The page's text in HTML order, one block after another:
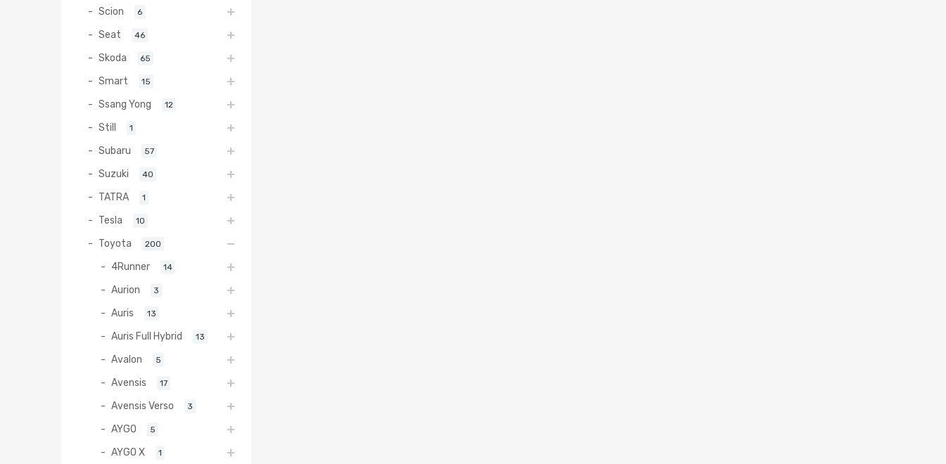
Scion 6
Seat 46
Skoda 65
Smart 15
Ssang Yong 12
Still 1
Subaru 57
Suzuki 40
TATRA 1
Tesla 10
Toyota 200
4Runner 14
Aurion 3
Auris 13
Auris Full Hybrid 13
Avalon 5
Avensis 17
Avensis Verso 3
AYGO 5
AYGO X 1